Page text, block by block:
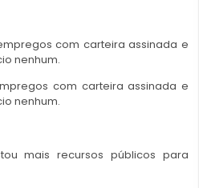
com carteira assinada e
nenhum.
com carteira assinada e
nenhum.
mais recursos públicos para